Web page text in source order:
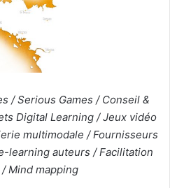
/ Serious Games / Conseil &
Digital Learning / Jeux vidéo
multimodale / Fournisseurs
learning auteurs / Facilitation
Mind mapping